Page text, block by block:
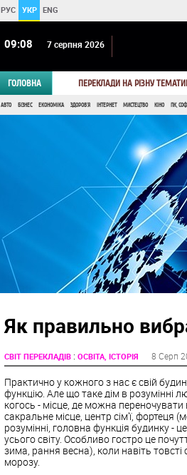
РУС УКР ENG
09:08 7 серпня 2026
ГОЛОВНА ПЕРЕКЛАДИ НА РІЗНУ
АВТО БІЗНЕС ЕКОНОМІКА ЗДОРОВ'Я ІНТЕРНЕТ МИСТЕЦТВО КІНО ПК,
Як правильно
СВІТ ПЕРЕКЛАДІВ: ОСВІТА, ІСТОРІЯ 8 Серп
Практично у кожного з нас є свій
функцію. Але що таке дім в розумінні
когось - місце, де можна
сакральне місце, центр сім'ї, фортеця
розумінні, головна функція будинку -
усього світу. Особливо гостро це
зима, рання весна), коли навіть
морозу.